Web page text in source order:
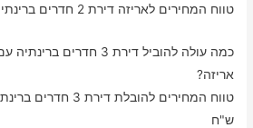
טווח המחירים לאריזה דירת 2 חדרים ברינתיה – בין 560-1010 ש"ח
כמה עולה להוביל דירת 3
אריזה?
ש"ח